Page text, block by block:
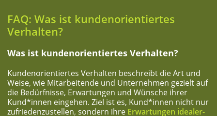
FAQ: Was ist kun­den­ori­en­tier­tes
Verhalten?
Was ist kun­den­ori­en­tier­tes Verhalten?
Kun­den­ori­en­tier­tes Ver­hal­ten beschreibt die Art und
Wei­se, wie Mit­ar­bei­ten­de und Unter­neh­men gezielt auf
die Bedürf­nis­se, Erwar­tun­gen und Wün­sche ihrer
Kund*innen ein­ge­hen. Ziel ist es, Kund*innen nicht nur
zufrie­den­zu­stel­len, son­dern ihre Erwar­tun­gen idea­ler­